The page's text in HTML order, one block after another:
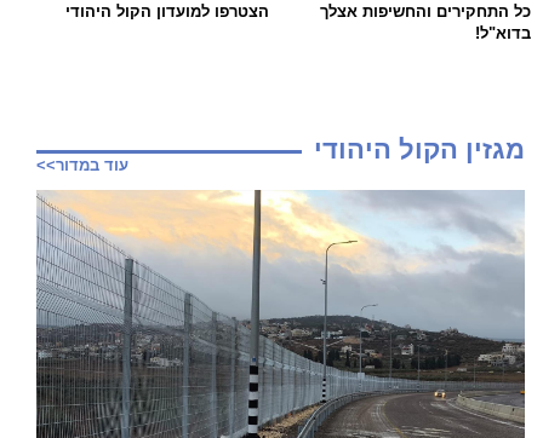
כל התחקירים והחשיפות אצלך
בדוא"ל!
הצטרפו למועדון הקול היהודי
מגזין הקול היהודי
עוד במדור>>